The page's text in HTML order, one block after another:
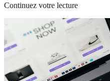
Continuez votre lecture